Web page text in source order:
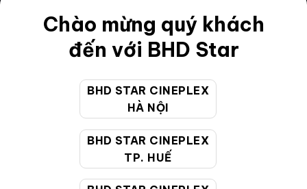
Chào mừng quý khách
đến với BHD Star
BHD STAR CINEPLEX
HÀ NỘI
BHD STAR CINEPLEX
TP. HUẾ
Điều khoản
Hướng dẫn đặt vé trực tuyến
Quy định và chính sách chung
Chính sách bảo vệ thông tin cá nhân của người tiêu
CHĂM SÓC KHÁCH HÀNG